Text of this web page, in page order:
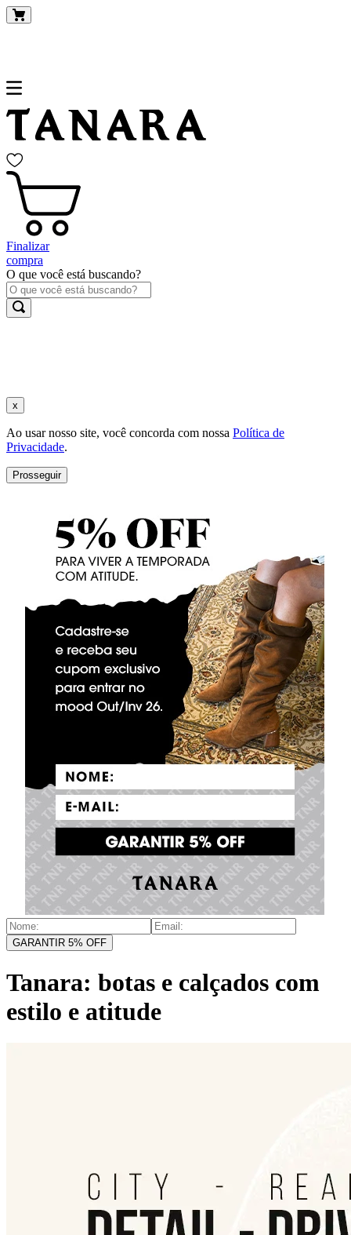
Finalizar
compra
O que você está buscando?
x
Ao usar nosso site, você concorda com nossa Política de
Privacidade.
Prosseguir
GARANTIR 5% OFF
Tanara: botas e calçados com
estilo e atitude